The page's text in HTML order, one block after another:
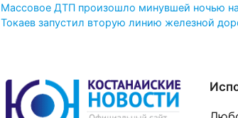
Массовое ДТП произошло минувшей ночью
Токаев запустил вторую линию железной